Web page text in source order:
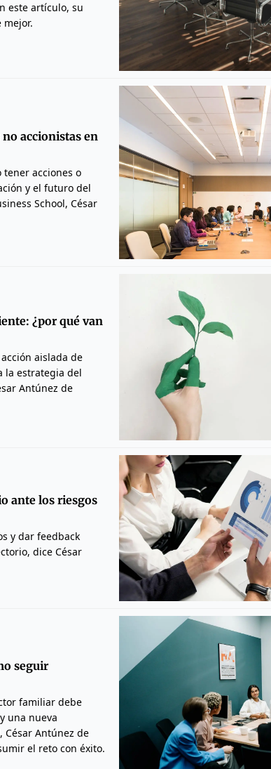
este artículo, su
accionistas en
acciones o
y el futuro del
School, César
¿por qué van
aislada de
la estrategia del
Antúnez de
ante los riesgos
y dar feedback
dice César
seguir
familiar debe
una nueva
César Antúnez de
el reto con éxito.